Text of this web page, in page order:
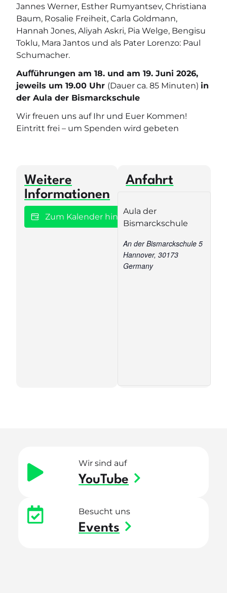
Jannes Werner, Esther Rumyantsev, Christiana
Baum, Rosalie Freiheit, Carla Goldmann,
Hannah Jones, Aliyah Askri, Pia Welge, Bengisu
Toklu, Mara Jantos und als Pater Lorenzo: Paul
Schumacher.
Auﬀührungen am 18. und am 19. Juni 2026,
jeweils um 19.00 Uhr (Dauer ca. 85 Minuten) in
der Aula der Bismarckschule
Wir freuen uns auf Ihr und Euer Kommen!
Eintritt frei – um Spenden wird gebeten
Weitere
Informationen
Zum Kalender hinzufügen
Anfahrt
Aula der
Bismarckschule
An der Bismarckschule 5
Hannover, 30173
Germany
Wir sind auf
YouTube
Besucht uns
Events